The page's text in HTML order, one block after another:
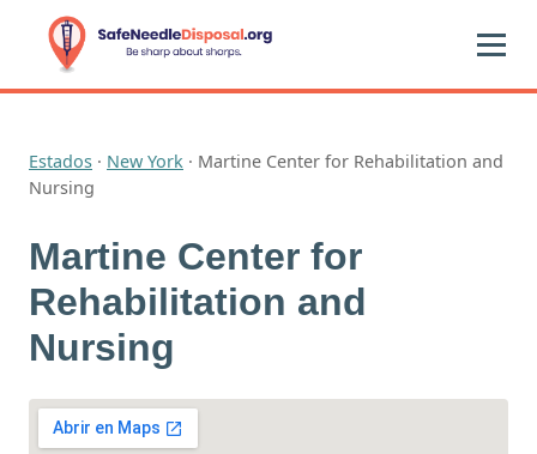
Estados · New York · Martine Center for Rehabilitation and
Nursing
Martine Center for
Rehabilitation and
Nursing